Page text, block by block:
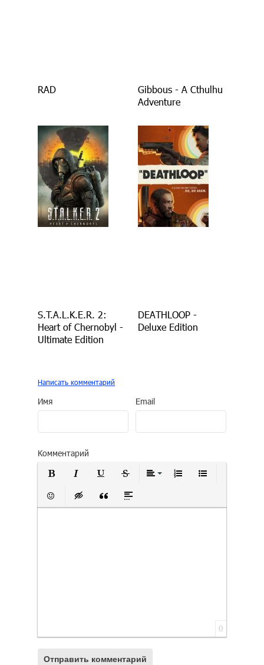
RAD
Gibbous - A Cthulhu
Adventure
S.T.A.L.K.E.R. 2:
Heart of Chernobyl -
Ultimate Edition
DEATHLOOP -
Deluxe Edition
Написать комментарий
Имя Email
Комментарий
Полужирный
Вставить смайлик
Вставка скрытого текста
Вставка цитаты
Вставка спойлера
0
Отправить комментарий